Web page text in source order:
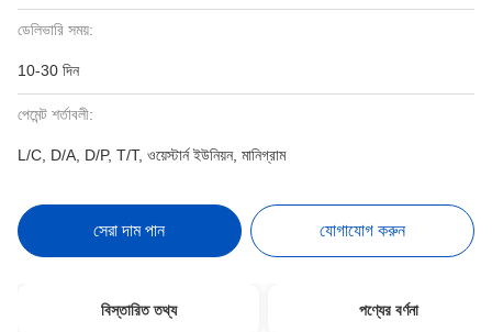
ডেলিভারি সময়:
10-30 দিন
পেমেন্ট শর্তাবলী:
L/C, D/A, D/P, T/T, ওয়েস্টার্ন ইউনিয়ন, মানিগ্রাম
সেরা দাম পান যোগাযোগ করুন
বিস্তারিত তথ্য পণ্যের বর্ণনা